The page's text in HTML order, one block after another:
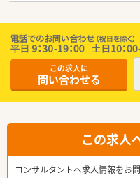
この求人に
問い合わせる
この求人
コンサルタントへ求人情報をお